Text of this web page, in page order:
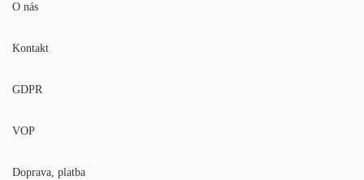
O nás
Kontakt
GDPR
VOP
Doprava, platba